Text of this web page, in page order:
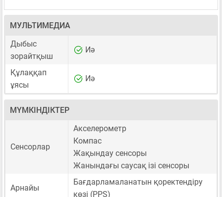
МУЛЬТИМЕДИА
Дыбыс
зорайтқыш
Иә
Құлаққап
ұясы
Иә
МҮМКІНДІКТЕР
Сенсорлар
Акселерометр
Компас
Жақындау сенсоры
Жанындағы саусақ ізі сенсоры
Арнайы
Бағдарламаланатын қоректендіру
көзі (PPS)